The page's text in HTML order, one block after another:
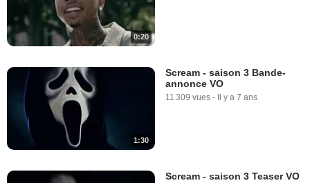
0:20
1:30
Scream - saison 3 Bande-
annonce VO
11 309 vues - Il y a 7 ans
Scream - saison 3 Teaser VO